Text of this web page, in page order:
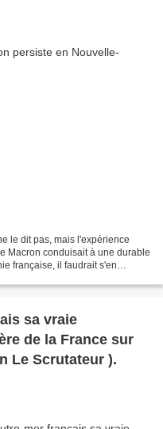
le dit pas, mais l'expérience
Macron conduisait à une durable
française, il faudrait s'en
sa vraie
de la France sur
Mer ( Je signe cette pétition Le Scrutateur ).